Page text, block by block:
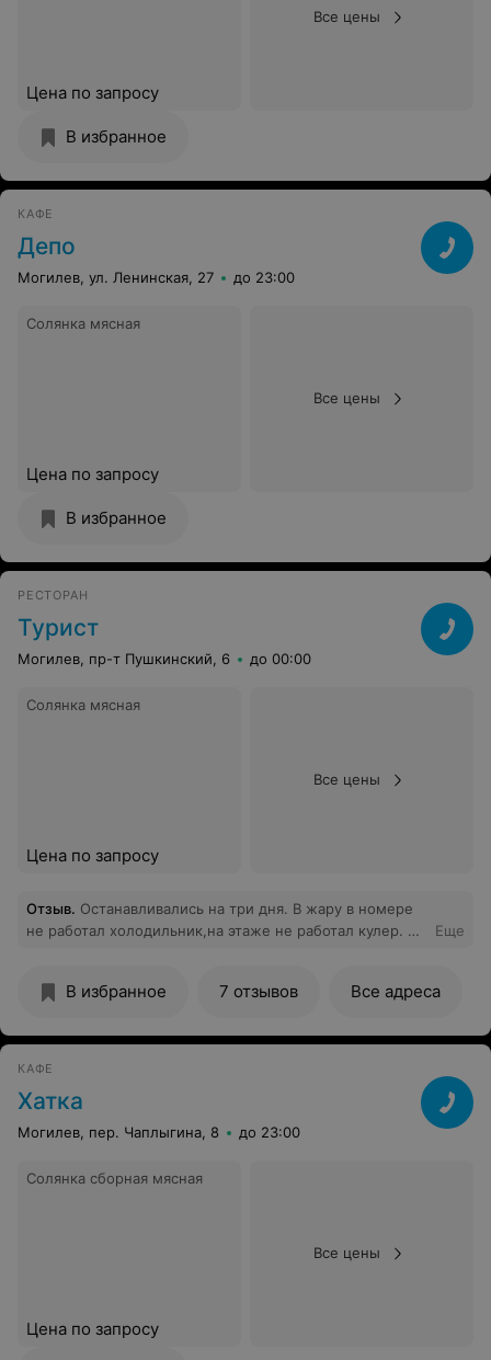
Цена по запросу
Все цены
В избранное
КАФЕ
Дeпо
Могилев, ул. Ленинская, 27 до 23:00
Солянка мясная
Цена по запросу
Все цены
В избранное
РЕСТОРАН
Турист
Могилев, пр-т Пушкинский, 6 до 00:00
Солянка мясная
Цена по запросу
Все цены
Отзыв. Останавливались на три дня. В жару в номере
не работал холодильник,на этаже не работал кулер. В
чаю! Неужели нельзя дешевеньких кружечек? Завтрак
обеду бы подошел. 80 тысяч белорусских рублей это
320 наших. Для завтрака очень много. Поблизости
древний,каналы белорусские и мало.
Еще
В избранное 7 отзывов Все адреса
КАФЕ
Хатка
Могилев, пер. Чаплыгина, 8 до 23:00
Солянка сборная мясная
Цена по запросу
Все цены